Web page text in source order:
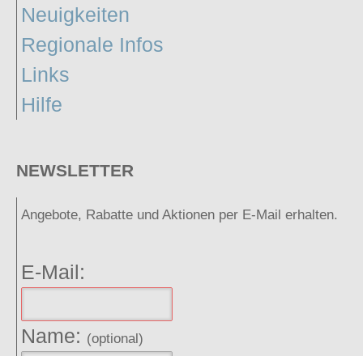
Neuigkeiten
Regionale Infos
Links
Hilfe
NEWSLETTER
Angebote, Rabatte und Aktionen per E-Mail erhalten.
E-Mail:
Name: (optional)